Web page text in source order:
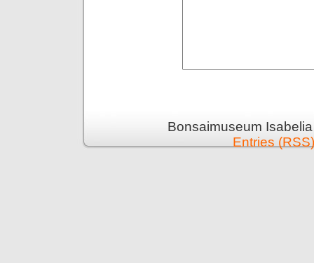
Bonsaimuseum
Entries (RSS)